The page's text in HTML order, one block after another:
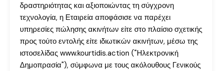
δραστηριότητας και αξιοποιώντας τη σύγχρονη
τεχνολογία, η Εταιρεία αποφάσισε να παρέχει
υπηρεσίες πώλησης ακινήτων είτε στο πλαίσιο σχετικής
προς τούτο εντολής είτε ιδιωτικών ακινήτων, μέσω της
ιστοσελίδας www.kourtidis.action ("Ηλεκτρονική
Δημοπρασία"), σύμφωνα με τους ακόλουθους Γενικούς